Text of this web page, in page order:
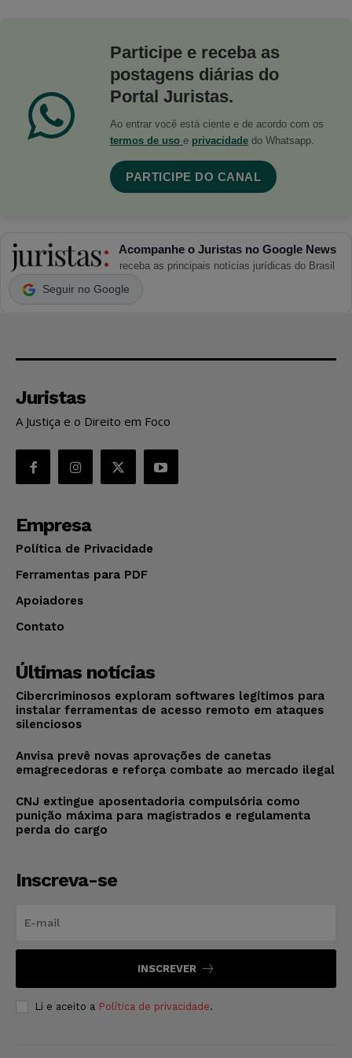
Participe e receba as
postagens diárias do
Portal Juristas.
Ao entrar você está ciente e de acordo com os
termos de uso e privacidade do Whatsapp.
PARTICIPE DO CANAL
Acompanhe o Juristas no Google News
receba as principais notícias jurídicas do Brasil
Seguir no Google
Juristas
A Justiça e o Direito em Foco
Empresa
Política de Privacidade
Ferramentas para PDF
Apoiadores
Contato
Últimas notícias
Cibercriminosos exploram softwares legítimos para
instalar ferramentas de acesso remoto em ataques
silenciosos
Anvisa prevê novas aprovações de canetas
emagrecedoras e reforça combate ao mercado ilegal
CNJ extingue aposentadoria compulsória como
punição máxima para magistrados e regulamenta
perda do cargo
Inscreva-se
INSCREVER
Li e aceito a Política de privacidade.